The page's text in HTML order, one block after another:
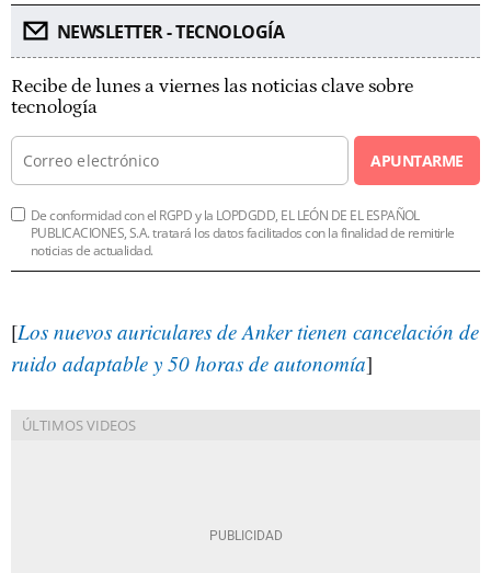
NEWSLETTER - TECNOLOGÍA
Recibe de lunes a viernes las noticias clave sobre
tecnología
APUNTARME
De conformidad con el RGPD y la LOPDGDD, EL LEÓN DE EL ESPAÑOL
PUBLICACIONES, S.A. tratará los datos facilitados con la finalidad de remitirle
noticias de actualidad.
[Los nuevos auriculares de Anker tienen cancelación de
ruido adaptable y 50 horas de autonomía]